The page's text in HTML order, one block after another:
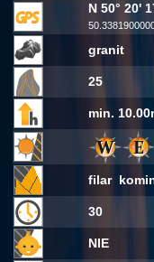
N 50° 20'
granit
25
min.
filar
30
NIE